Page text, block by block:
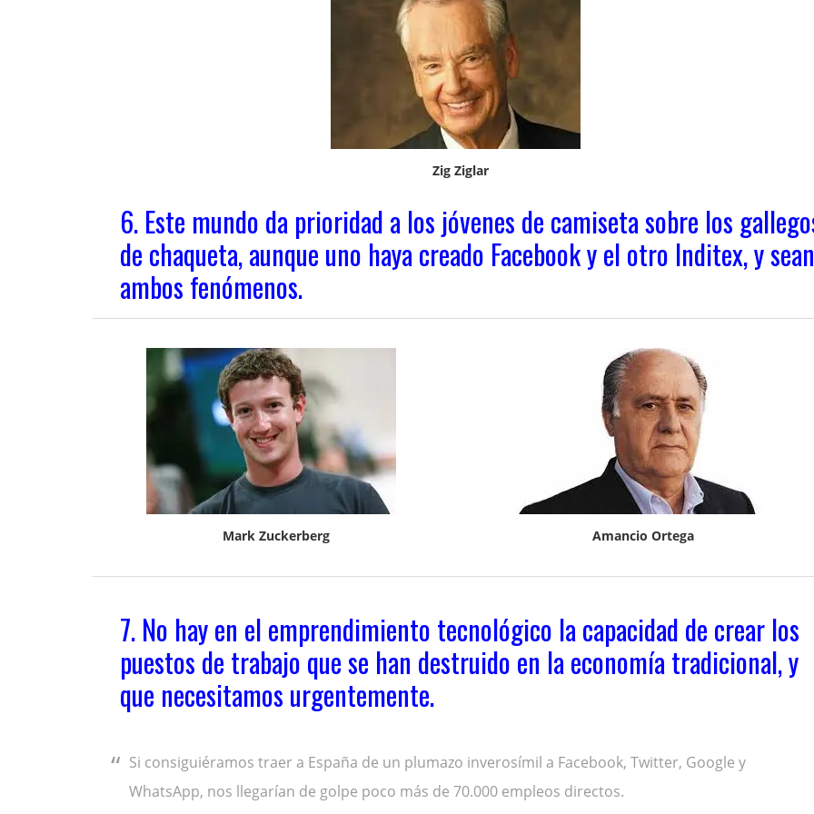
Zig Ziglar
6. Este mundo da prioridad a los jóvenes de camiseta sobre los
de chaqueta, aunque uno haya creado Facebook y el otro Inditex, y sean
ambos fenómenos.
Mark Zuckerberg Amancio Ortega
7. No hay en el emprendimiento tecnológico la capacidad de crear los
puestos de trabajo que se han destruido en la economía tradicional, y
que necesitamos urgentemente.
Si consiguiéramos traer a España de un plumazo inverosímil a Facebook, Twitter, Google y
WhatsApp, nos llegarían de golpe poco más de 70.000 empleos directos.